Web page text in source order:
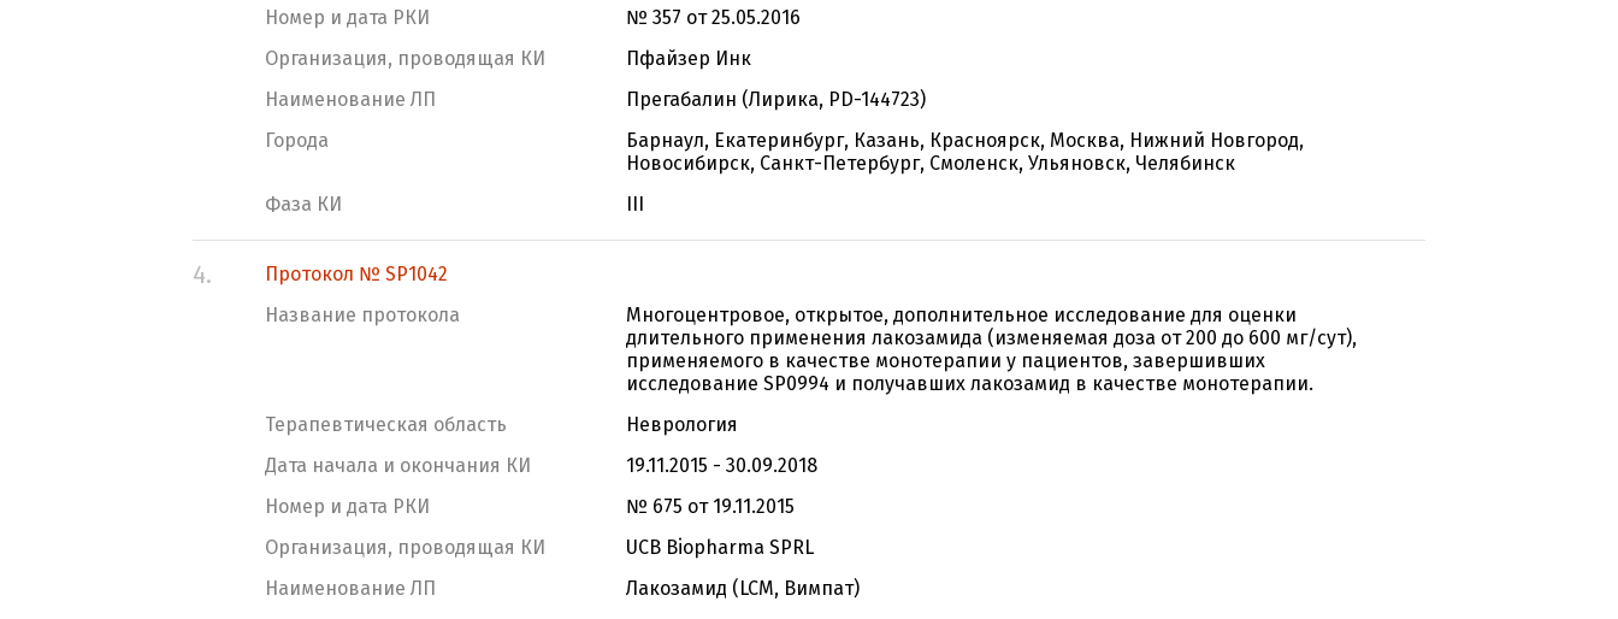
Номер и дата РКИ
№ 357 от 25.05.2016
Организация, проводящая КИ
Пфайзер Инк
Наименование ЛП
Прегабалин (Лирика, PD-144723)
Города
Барнаул, Екатеринбург, Казань, Красноярск, Москва, Нижний Новгород,
Новосибирск, Санкт-Петербург, Смоленск, Ульяновск, Челябинск
Фаза КИ
III
4.
Протокол № SP1042
Название протокола
Многоцентровое, открытое, дополнительное исследование для оценки
длительного применения лакозамида (изменяемая доза от 200 до 600 мг/сут),
применяемого в качестве монотерапии у пациентов, завершивших
исследование SP0994 и получавших лакозамид в качестве монотерапии.
Терапевтическая область
Неврология
Дата начала и окончания КИ
19.11.2015 - 30.09.2018
Номер и дата РКИ
№ 675 от 19.11.2015
Организация, проводящая КИ
UCB Biopharma SPRL
Наименование ЛП
Лакозамид (LCM, Вимпат)